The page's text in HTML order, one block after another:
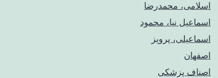
اسلامی، محمدرضا
اسماعیل نیا، محمود
اسماعیلی، پرویز
اصفهان
اصناف پزشکی